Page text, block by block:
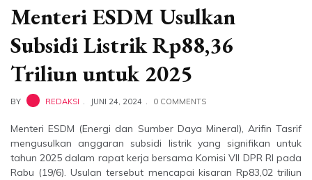
Menteri ESDM Usulkan
Subsidi Listrik Rp88,36
Triliun untuk 2025
BY REDAKSI JUNI 24, 2024 0 COMMENTS
Menteri ESDM (Energi dan Sumber Daya Mineral), Arifin Tasrif
mengusulkan anggaran subsidi listrik yang signifikan untuk
tahun 2025 dalam rapat kerja bersama Komisi VII DPR RI pada
Rabu (19/6). Usulan tersebut mencapai kisaran Rp83,02 triliun